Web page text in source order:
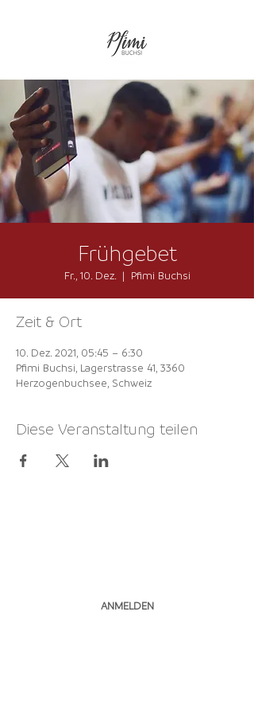
Frühgebet
Fr., 10. Dez.
  |
Pfimi Buchsi
Zeit & Ort
10. Dez. 2021, 05:45 – 6:30
Pfimi Buchsi, Lagerstrasse 41, 3360
Herzogenbuchsee, Schweiz
Diese Veranstaltung teilen
ANMELDEN